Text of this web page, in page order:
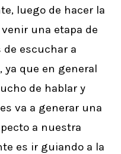
luego de hacer la
una etapa de
escuchar a
que en general
de hablar y
va a generar una
a nuestra
es ir guiando a la